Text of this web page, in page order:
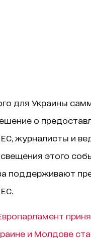
для Украины
о
журналисты и
этого
поддерживают
и Молдове